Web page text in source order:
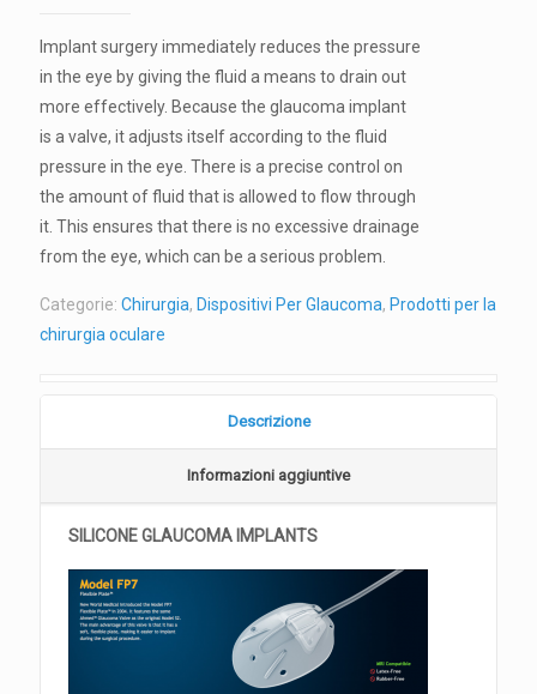
Implant surgery immediately reduces the pressure
in the eye by giving the fluid a means to drain out
more effectively. Because the glaucoma implant
is a valve, it adjusts itself according to the fluid
pressure in the eye. There is a precise control on
the amount of fluid that is allowed to flow through
it. This ensures that there is no excessive drainage
from the eye, which can be a serious problem.
Categorie: Chirurgia, Dispositivi Per Glaucoma, Prodotti per la
chirurgia oculare
Descrizione
Informazioni aggiuntive
SILICONE GLAUCOMA IMPLANTS